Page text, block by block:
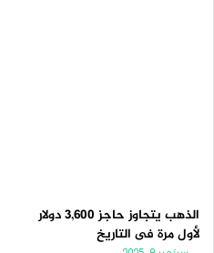
الذهب يتجاوز حاجز 3,600 دولار
لأول مرة فى التاريخ